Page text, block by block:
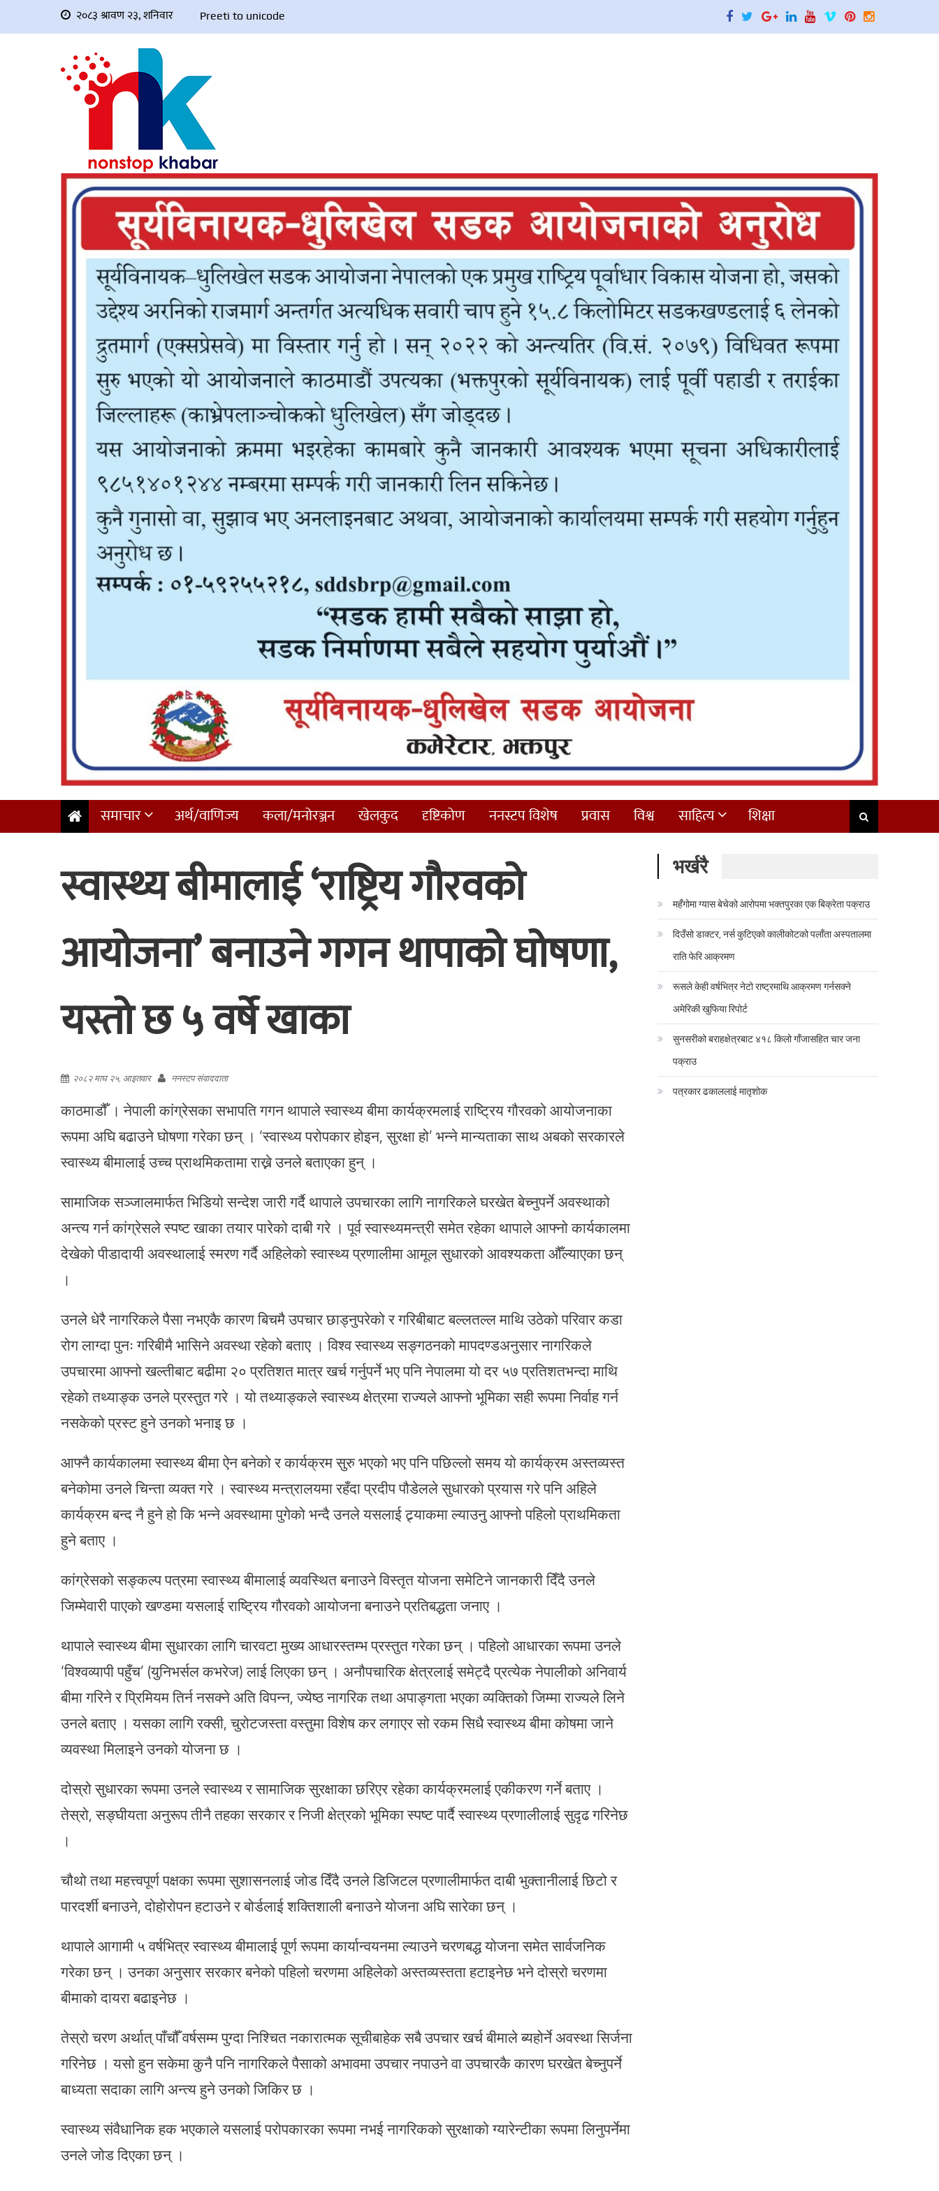
२०८३ श्रावण २३, शनिवार Preeti to unicode
समाचार अर्थ/वाणिज्य कला/मनोरञ्जन खेलकुद दृष्टिकोण ननस्टप विशेष प्रवास विश्व साहित्य शिक्षा
स्वास्थ्य बीमालाई ‘राष्ट्रिय गौरवको
आयोजना’ बनाउने गगन थापाको घोषणा,
यस्तो छ ५ वर्षे खाका
२०८२ माघ २५, आइतवार ननस्टप संवाददाता
काठमाडौँ । नेपाली कांग्रेसका सभापति गगन थापाले स्वास्थ्य बीमा कार्यक्रमलाई राष्ट्रिय गौरवको आयोजनाका
रूपमा अघि बढाउने घोषणा गरेका छन् । ‘स्वास्थ्य परोपकार होइन, सुरक्षा हो’ भन्ने मान्यताका साथ अबको सरकारले
स्वास्थ्य बीमालाई उच्च प्राथमिकतामा राख्ने उनले बताएका हुन् ।
सामाजिक सञ्जालमार्फत भिडियो सन्देश जारी गर्दै थापाले उपचारका लागि नागरिकले घरखेत बेच्नुपर्ने अवस्थाको
अन्त्य गर्न कांग्रेसले स्पष्ट खाका तयार पारेको दाबी गरे । पूर्व स्वास्थ्यमन्त्री समेत रहेका थापाले आफ्नो कार्यकालमा
देखेको पीडादायी अवस्थालाई स्मरण गर्दै अहिलेको स्वास्थ्य प्रणालीमा आमूल सुधारको आवश्यकता औँल्याएका छन्
।
उनले धेरै नागरिकले पैसा नभएकै कारण बिचमै उपचार छाड्नुपरेको र गरिबीबाट बल्लतल्ल माथि उठेको परिवार कडा
रोग लाग्दा पुनः गरिबीमै भासिने अवस्था रहेको बताए । विश्व स्वास्थ्य सङ्गठनको मापदण्डअनुसार नागरिकले
उपचारमा आफ्नो खल्तीबाट बढीमा २० प्रतिशत मात्र खर्च गर्नुपर्ने भए पनि नेपालमा यो दर ५७ प्रतिशतभन्दा माथि
रहेको तथ्याङ्क उनले प्रस्तुत गरे । यो तथ्याङ्कले स्वास्थ्य क्षेत्रमा राज्यले आफ्नो भूमिका सही रूपमा निर्वाह गर्न
नसकेको प्रस्ट हुने उनको भनाइ छ ।
आफ्नै कार्यकालमा स्वास्थ्य बीमा ऐन बनेको र कार्यक्रम सुरु भएको भए पनि पछिल्लो समय यो कार्यक्रम अस्तव्यस्त
बनेकोमा उनले चिन्ता व्यक्त गरे । स्वास्थ्य मन्त्रालयमा रहँदा प्रदीप पौडेलले सुधारको प्रयास गरे पनि अहिले
कार्यक्रम बन्द नै हुने हो कि भन्ने अवस्थामा पुगेको भन्दै उनले यसलाई ट्र्याकमा ल्याउनु आफ्नो पहिलो प्राथमिकता
हुने बताए ।
कांग्रेसको सङ्कल्प पत्रमा स्वास्थ्य बीमालाई व्यवस्थित बनाउने विस्तृत योजना समेटिने जानकारी दिँदै उनले
जिम्मेवारी पाएको खण्डमा यसलाई राष्ट्रिय गौरवको आयोजना बनाउने प्रतिबद्धता जनाए ।
थापाले स्वास्थ्य बीमा सुधारका लागि चारवटा मुख्य आधारस्तम्भ प्रस्तुत गरेका छन् । पहिलो आधारका रूपमा उनले
‘विश्वव्यापी पहुँच’ (युनिभर्सल कभरेज) लाई लिएका छन् । अनौपचारिक क्षेत्रलाई समेट्दै प्रत्येक नेपालीको अनिवार्य
बीमा गरिने र प्रिमियम तिर्न नसक्ने अति विपन्न, ज्येष्ठ नागरिक तथा अपाङ्गता भएका व्यक्तिको जिम्मा राज्यले लिने
उनले बताए । यसका लागि रक्सी, चुरोटजस्ता वस्तुमा विशेष कर लगाएर सो रकम सिधै स्वास्थ्य बीमा कोषमा जाने
व्यवस्था मिलाइने उनको योजना छ ।
दोस्रो सुधारका रूपमा उनले स्वास्थ्य र सामाजिक सुरक्षाका छरिएर रहेका कार्यक्रमलाई एकीकरण गर्ने बताए ।
तेस्रो, सङ्घीयता अनुरूप तीनै तहका सरकार र निजी क्षेत्रको भूमिका स्पष्ट पार्दै स्वास्थ्य प्रणालीलाई सुदृढ गरिनेछ
।
चौथो तथा महत्त्वपूर्ण पक्षका रूपमा सुशासनलाई जोड दिँदै उनले डिजिटल प्रणालीमार्फत दाबी भुक्तानीलाई छिटो र
पारदर्शी बनाउने, दोहोरोपन हटाउने र बोर्डलाई शक्तिशाली बनाउने योजना अघि सारेका छन् ।
थापाले आगामी ५ वर्षभित्र स्वास्थ्य बीमालाई पूर्ण रूपमा कार्यान्वयनमा ल्याउने चरणबद्ध योजना समेत सार्वजनिक
गरेका छन् । उनका अनुसार सरकार बनेको पहिलो चरणमा अहिलेको अस्तव्यस्तता हटाइनेछ भने दोस्रो चरणमा
बीमाको दायरा बढाइनेछ ।
तेस्रो चरण अर्थात् पाँचौँ वर्षसम्म पुग्दा निश्चित नकारात्मक सूचीबाहेक सबै उपचार खर्च बीमाले ब्यहोर्ने अवस्था सिर्जना
गरिनेछ । यसो हुन सकेमा कुनै पनि नागरिकले पैसाको अभावमा उपचार नपाउने वा उपचारकै कारण घरखेत बेच्नुपर्ने
बाध्यता सदाका लागि अन्त्य हुने उनको जिकिर छ ।
स्वास्थ्य संवैधानिक हक भएकाले यसलाई परोपकारका रूपमा नभई नागरिकको सुरक्षाको ग्यारेन्टीका रूपमा लिनुपर्नेमा
उनले जोड दिएका छन् ।
भर्खरै
महँगोमा ग्यास बेचेको आरोपमा भक्तपुरका एक बिक्रेता पक्राउ
दिउँसो डाक्टर, नर्स कुटिएको कालीकोटको पलाँता अस्पतालमा
राति फेरि आक्रमण
रूसले केही वर्षभित्र नेटो राष्ट्रमाथि आक्रमण गर्नसक्ने
अमेरिकी खुफिया रिपोर्ट
सुनसरीको बराहक्षेत्रबाट ४१८ किलो गाँजासहित चार जना
पक्राउ
पत्रकार ढकाललाई मातृशोक